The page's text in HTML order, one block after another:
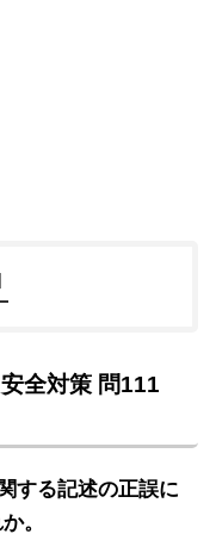
全対策 問111
する記述の正誤に
。